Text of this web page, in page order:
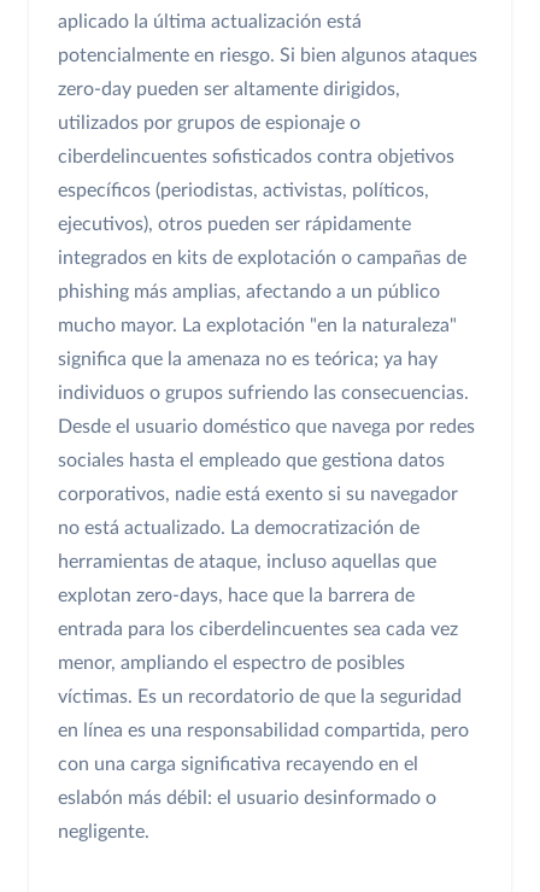
aplicado la última actualización está
potencialmente en riesgo. Si bien algunos ataques
zero-day pueden ser altamente dirigidos,
utilizados por grupos de espionaje o
ciberdelincuentes sofisticados contra objetivos
específicos (periodistas, activistas, políticos,
ejecutivos), otros pueden ser rápidamente
integrados en kits de explotación o campañas de
phishing más amplias, afectando a un público
mucho mayor. La explotación "en la naturaleza"
significa que la amenaza no es teórica; ya hay
individuos o grupos sufriendo las consecuencias.
Desde el usuario doméstico que navega por redes
sociales hasta el empleado que gestiona datos
corporativos, nadie está exento si su navegador
no está actualizado. La democratización de
herramientas de ataque, incluso aquellas que
explotan zero-days, hace que la barrera de
entrada para los ciberdelincuentes sea cada vez
menor, ampliando el espectro de posibles
víctimas. Es un recordatorio de que la seguridad
en línea es una responsabilidad compartida, pero
con una carga significativa recayendo en el
eslabón más débil: el usuario desinformado o
negligente.